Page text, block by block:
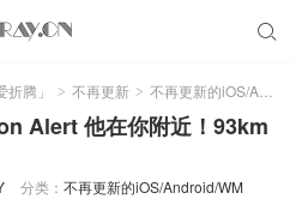

腾」 > 不再更新 > 不再更新的iOS/Android/WM
Alert 他在你附近！93km
分类： 不再更新的iOS/Android/WM